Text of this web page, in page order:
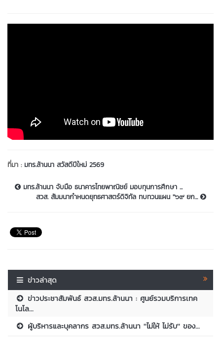
ที่มา : มทร.ล้านนา สวัสดีปีใหม่ 2569
มทร.ล้านนา จับมือ ธนาคารไทยพาณิชย์ มอบทุนการศึกษา ...
สวส. สัมมนากำหนดยุทธศาสตร์ดิจิทัล ทบทวนแผน ''๖๙ ยก...
ข่าวล่าสุด
ข่าวประชาสัมพันธ์ สวส.มทร.ล้านนา : ศูนย์รวมบริการเทค
โนโล...
ผู้บริหารและบุคลากร สวส.มทร.ล้านนา ''ไม่ให้ ไม่รับ'' ของ...